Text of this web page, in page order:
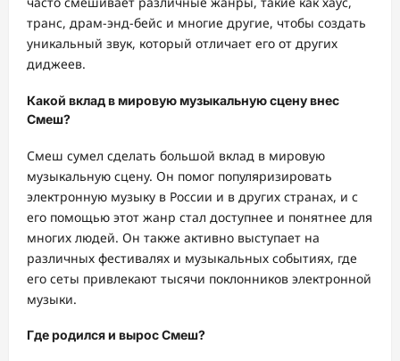
транс, драм-энд-бейс и многие другие, чтобы создать
уникальный звук, который отличает его от других
диджеев.
Какой вклад в мировую музыкальную сцену внес
Смеш?
Смеш сумел сделать большой вклад в мировую
музыкальную сцену. Он помог популяризировать
электронную музыку в России и в других странах, и с
его помощью этот жанр стал доступнее и понятнее для
многих людей. Он также активно выступает на
различных фестивалях и музыкальных событиях, где
его сеты привлекают тысячи поклонников электронной
музыки.
Где родился и вырос Смеш?